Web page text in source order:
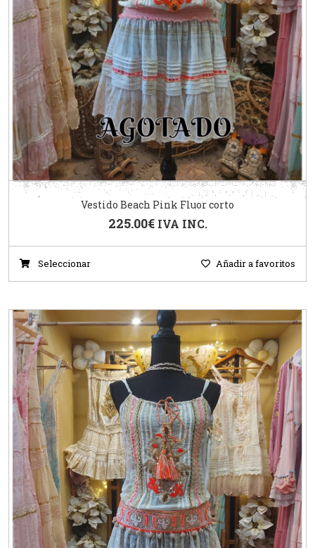
Vestido Beach Pink Fluor corto
225.00€ IVA INC.
Seleccionar Añadir a favoritos